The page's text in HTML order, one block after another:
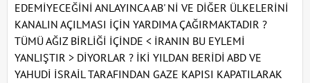
EDEMİYECEĞİNİ ANLAYINCA AB' Nİ VE DİĞER ÜLKELERİNİ
KANALIN AÇILMASI İÇİN YARDIMA ÇAĞIRMAKTADIR ?
TÜMÜ AĞIZ BİRLİĞİ İÇİNDE < İRANIN BU EYLEMİ
YANLIŞTIR > DİYORLAR ? İKİ YILDAN BERİDİ ABD VE
YAHUDİ İSRAİL TARAFINDAN GAZE KAPISI KAPATILARAK